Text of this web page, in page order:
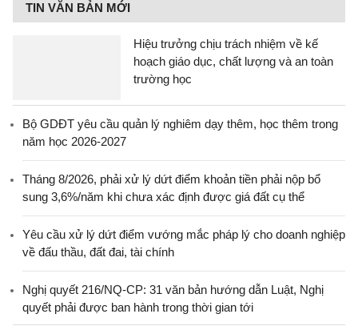
TIN VĂN BẢN MỚI
Hiệu trưởng chịu trách nhiệm về kế
hoạch giáo dục, chất lượng và an toàn
trường học
Bộ GDĐT yêu cầu quản lý nghiêm dạy thêm, học thêm trong
năm học 2026-2027
Tháng 8/2026, phải xử lý dứt điểm khoản tiền phải nộp bổ
sung 3,6%/năm khi chưa xác định được giá đất cụ thể
Yêu cầu xử lý dứt điểm vướng mắc pháp lý cho doanh nghiệp
về đấu thầu, đất đai, tài chính
Nghị quyết 216/NQ-CP: 31 văn bản hướng dẫn Luật, Nghị
quyết phải được ban hành trong thời gian tới